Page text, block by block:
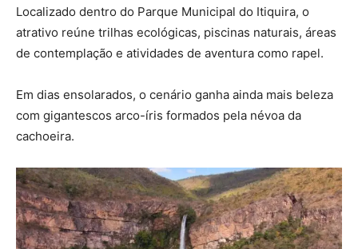
Localizado dentro do Parque Municipal do Itiquira, o
atrativo reúne trilhas ecológicas, piscinas naturais, áreas
de contemplação e atividades de aventura como rapel.
Em dias ensolarados, o cenário ganha ainda mais beleza
com gigantescos arco-íris formados pela névoa da
cachoeira.